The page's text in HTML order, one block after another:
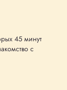
45 минут
с